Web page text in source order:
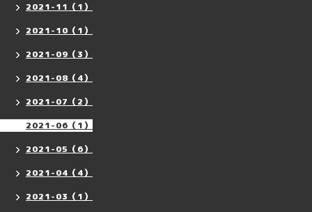
2021-11（1）
2021-10（1）
2021-09（3）
2021-08（4）
2021-07（2）
2021-06（1）
2021-05（6）
2021-04（4）
2021-03（1）